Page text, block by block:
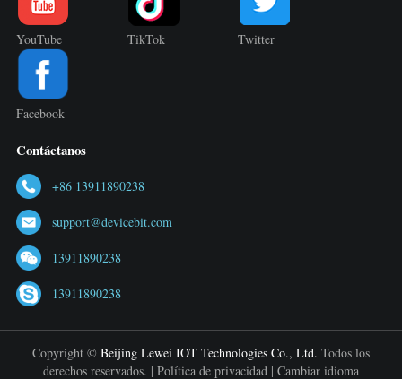
YouTube TikTok Twitter
Facebook
Contáctanos
+86 13911890238
support@devicebit.com
13911890238
13911890238
Copyright © Beijing Lewei IOT Technologies Co., Ltd. Todos los
derechos reservados. | Política de privacidad | Cambiar idioma